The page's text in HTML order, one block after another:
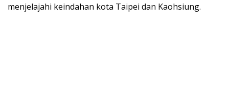
menjelajahi keindahan kota Taipei dan Kaohsiung.